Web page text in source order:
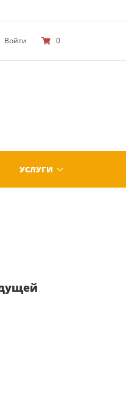
Войти 0
УСЛУГИ